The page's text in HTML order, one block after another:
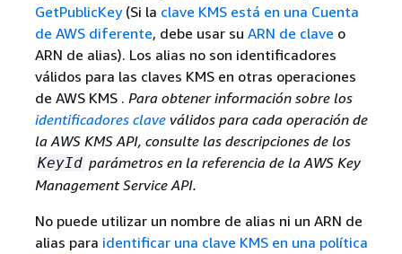
GetPublicKey(Si la clave KMS está en una Cuenta
de AWS diferente, debe usar su ARN de clave o
ARN de alias). Los alias no son identificadores
válidos para las claves KMS en otras operaciones
de AWS KMS . Para obtener información sobre los
identificadores claveválidos para cada operación de
la AWS KMS API, consulte las descripciones de los
KeyId parámetros en la referencia de la AWS Key
Management Service API.
No puede utilizar un nombre de alias ni un ARN de
alias para identificar una clave KMS en una política